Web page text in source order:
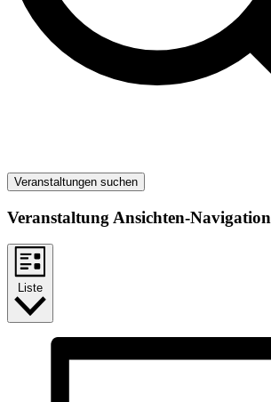
Veranstaltungen suchen
Veranstaltung Ansichten-Navigation
Liste